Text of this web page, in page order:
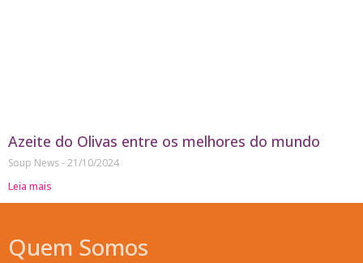
Azeite do Olivas entre os melhores do mundo
Soup News 21/10/2024
Leia mais
Quem Somos